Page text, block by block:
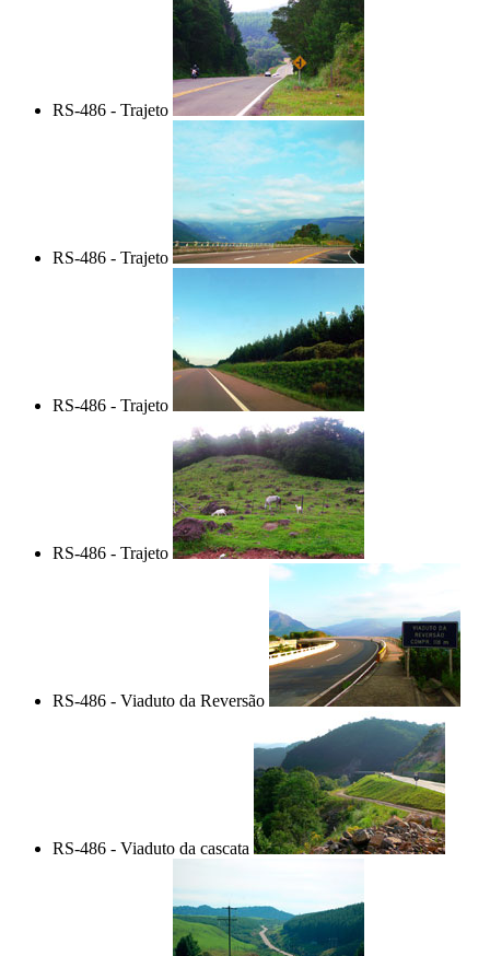
RS-486 - Trajeto
RS-486 - Trajeto
RS-486 - Trajeto
RS-486 - Trajeto
RS-486 - Viaduto da Reversão
RS-486 - Viaduto da cascata